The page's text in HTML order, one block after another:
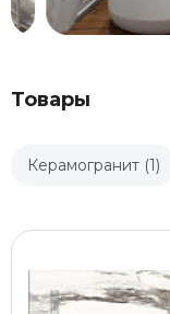
Товары
Керамогранит (1)